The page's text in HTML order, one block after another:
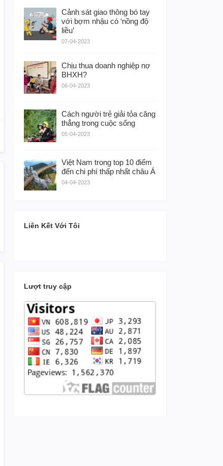
Cảnh sát giao thông bó tay
với bợm nhậu có ‘nồng độ
liều’
07-04-2023
Chịu thua doanh nghiệp nợ
BHXH?
06-04-2023
Cách người trẻ giải tỏa căng
thẳng trong cuộc sống
05-04-2023
Việt Nam trong top 10 điểm
đến chi phí thấp nhất châu Á
04-04-2023
Liên Kết Với Tôi
Lượt truy cập